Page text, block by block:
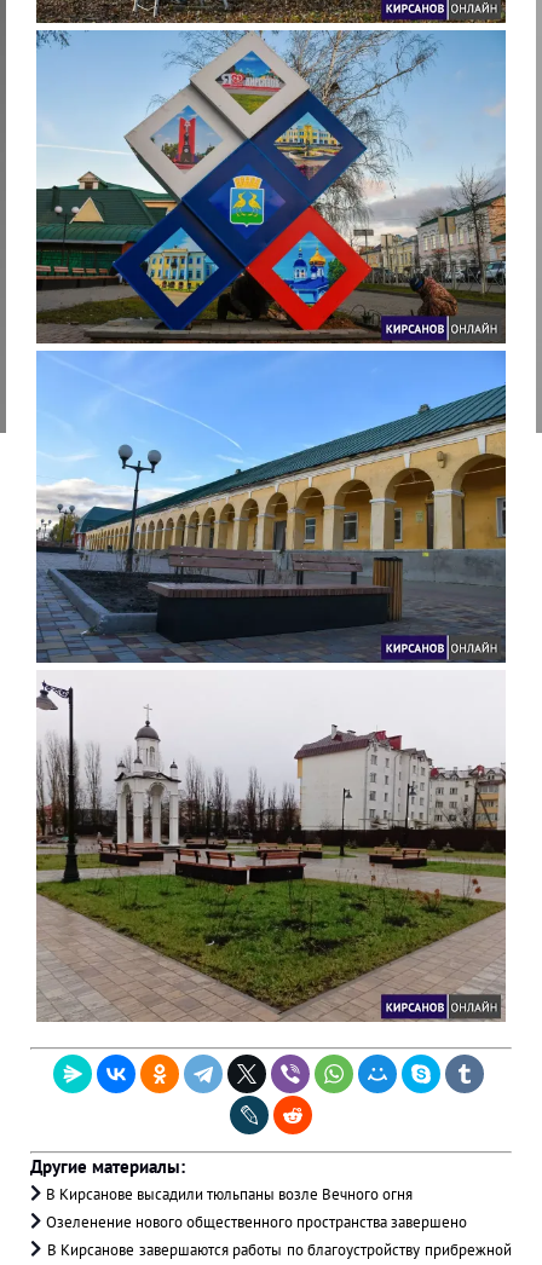
Другие материалы:
В Кирсанове высадили тюльпаны возле Вечного огня
Озеленение нового общественного пространства завершено
В Кирсанове завершаются работы по благоустройству прибрежной